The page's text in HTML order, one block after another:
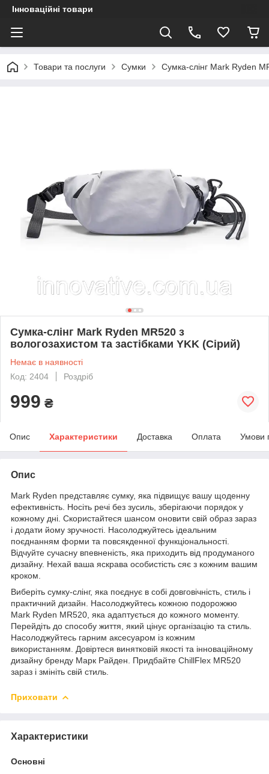
Інноваційні товари
Товари та послуги Сумки Сумка-слінг Mark Ryden
Сумка-слінг Mark Ryden MR520 з
вологозахистом та застібками YKK (Сірий)
Немає в наявності
Код: 2404
Роздріб
999 ₴
Опис Характеристики Доставка Оплата Умови
Опис
Mark Ryden представляє сумку, яка підвищує вашу щоденну
ефективність. Носіть речі без зусиль, зберігаючи порядок у
кожному дні. Скористайтеся шансом оновити свій образ зараз
і додати йому зручності. Насолоджуйтесь ідеальним
поєднанням форми та повсякденної функціональності.
Відчуйте сучасну впевненість, яка приходить від продуманого
дизайну. Нехай ваша яскрава особистість сяє з кожним вашим
кроком.
Виберіть сумку-слінг, яка поєднує в собі довговічність, стиль і
практичний дизайн. Насолоджуйтесь кожною подорожжю
Mark Ryden MR520, яка адаптується до кожного моменту.
Перейдіть до способу життя, який цінує організацію та стиль.
Насолоджуйтесь гарним аксесуаром із кожним
використанням. Довіртеся винятковій якості та інноваційному
дизайну бренду Марк Райден. Придбайте ChillFlex MR520
зараз і змініть свій стиль.
Приховати
Характеристики
Основні